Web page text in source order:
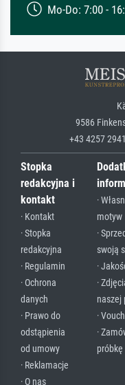
Mo-Do: 7:00 -
9586
+43 4257
Stopka
redakcyjna i
kontakt
· Kontakt
· Stopka
redakcyjna
· Regulamin
· Ochrona
danych
· Prawo do
odstąpienia
od umowy
· Reklamacje
· O nas
·
motyw
·
swoją
·
·
naszej
·
·
próbkę